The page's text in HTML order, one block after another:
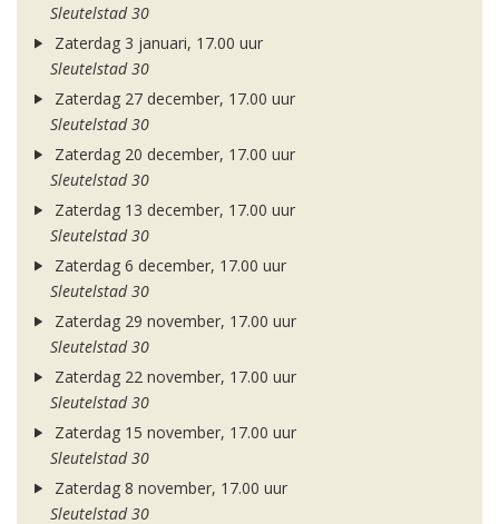
Sleutelstad 30
Zaterdag 3 januari, 17.00 uur
Sleutelstad 30
Zaterdag 27 december, 17.00 uur
Sleutelstad 30
Zaterdag 20 december, 17.00 uur
Sleutelstad 30
Zaterdag 13 december, 17.00 uur
Sleutelstad 30
Zaterdag 6 december, 17.00 uur
Sleutelstad 30
Zaterdag 29 november, 17.00 uur
Sleutelstad 30
Zaterdag 22 november, 17.00 uur
Sleutelstad 30
Zaterdag 15 november, 17.00 uur
Sleutelstad 30
Zaterdag 8 november, 17.00 uur
Sleutelstad 30